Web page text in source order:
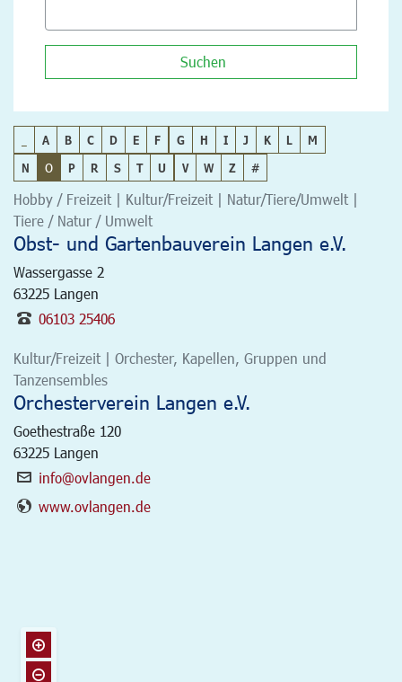
Suchen
A B C D E F G H I J K L
M
N
O P R S T U V W Z #
Hobby / Freizeit | Kultur/Freizeit | Natur/Tiere/Umwelt |
Tiere / Natur / Umwelt
Obst- und Gartenbauverein Langen e.V.
Wassergasse 2
63225 Langen
06103 25406
Kultur/Freizeit | Orchester, Kapellen, Gruppen und
Tanzensembles
Orchesterverein Langen e.V.
Goethestraße 120
63225 Langen
info@ovlangen.de
www.ovlangen.de